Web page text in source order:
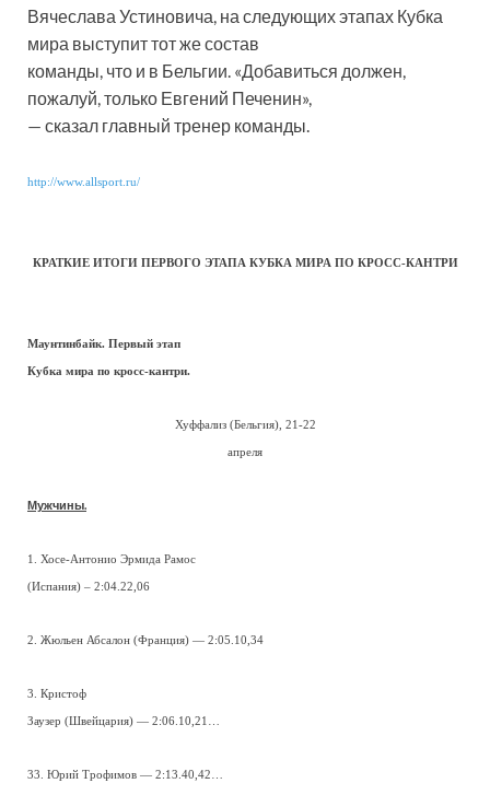
Вячеслава Устиновича, на следующих этапах Кубка
мира выступит тот же состав
команды, что и в Бельгии. «Добавиться должен,
пожалуй, только Евгений Печенин»,
— сказал главный тренер команды.
http://www.allsport.ru/
КРАТКИЕ ИТОГИ ПЕРВОГО ЭТАПА КУБКА МИРА ПО КРОСС-КАНТРИ
Маунтинбайк. Первый этап
Кубка мира по кросс-кантри.
Хуффализ (Бельгия), 21-22
апреля
Мужчины.
1. Хосе-Антонио Эрмида Рамос
(Испания) – 2:04.22,06
2. Жюльен Абсалон (Франция) — 2:05.10,34
3. Кристоф
Заузер (Швейцария) — 2:06.10,21…
33. Юрий Трофимов — 2:13.40,42…